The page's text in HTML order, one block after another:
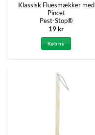
Klassisk Fluesmækker med
Pincet
Pest-Stop®
19kr
Køb nu